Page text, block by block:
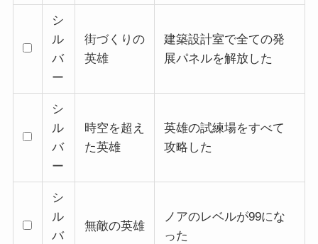
シ
ル
バ
ー
街づくりの
英雄
建築設計室で全ての発
展パネルを解放した
シ
ル
バ
ー
時空を超え
た英雄
英雄の試練場をすべて
攻略した
シ
ル
バ
無敵の英雄
ノアのレベルが99にな
った